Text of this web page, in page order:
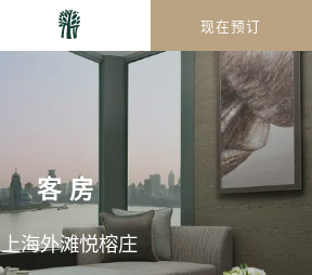
现在预订
客房
上海外滩悦榕庄